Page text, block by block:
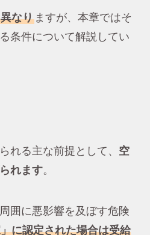
なりますが、本章ではそ
条件について解説してい
れる主な前提として、 空
れます。
囲に悪影響を及ぼす危険
に認定された場合は受給